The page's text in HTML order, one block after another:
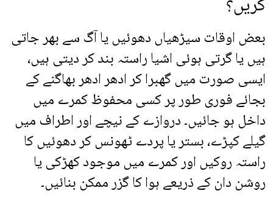
کریں؟
بعض اوقات سیڑھیاں دھوئیں یا آگ سے بھر جاتی
ہیں یا گرتی ہوئی اشیا راستہ بند کر دیتی ہیں،
ایسی صورت میں گھبرا کر ادھر ادھر بھاگنے کے
بجائے فوری طور پر کسی محفوظ کمرے میں
داخل ہو جائیں۔ دروازے کے نیچے اور اطراف میں
گیلے کپڑے، بستر یا پردے ٹھونس کر دھوئیں کا
راستہ روکیں اور کمرے میں موجود کھڑکی یا
روشن دان کے ذریعے ہوا کا گزر ممکن بنائیں۔